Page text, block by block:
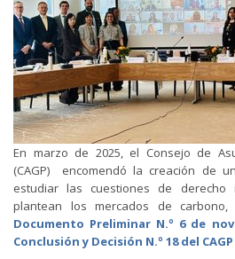
En marzo de 2025, el Consejo de
(CAGP) encomendó la creación de
estudiar las cuestiones de derecho
plantean los mercados de
Documento Preliminar N.º 6 de
Conclusión y Decisión N.º 18 del CAGP